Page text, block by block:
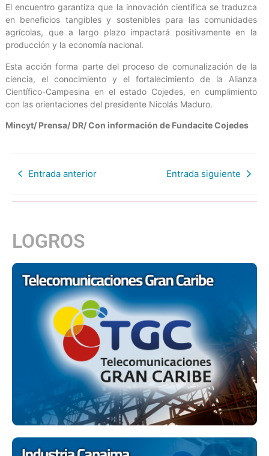
El encuentro garantiza que la innovación científica se traduzca
en beneficios tangibles y sostenibles para las comunidades
agrícolas, que a largo plazo impactará positivamente en la
producción y la economía nacional.
Esta acción forma parte del proceso de comunalización de la
ciencia, el conocimiento y el fortalecimiento de la Alianza
Científico-Campesina en el estado Cojedes, en cumplimiento
con las orientaciones del presidente Nicolás Maduro.
Mincyt/ Prensa/ DR/ Con información de Fundacite Cojedes
Entrada anterior Entrada siguiente
LOGROS